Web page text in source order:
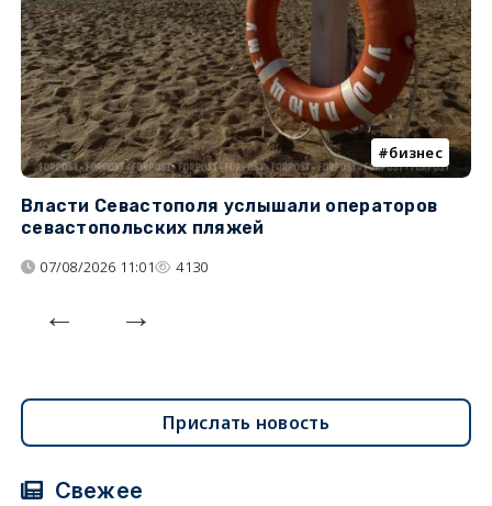
бизнес
Власти Севастополя услышали операторов
севастопольских пляжей
07/08/2026 11:01 4130
Прислать новость
Свежее